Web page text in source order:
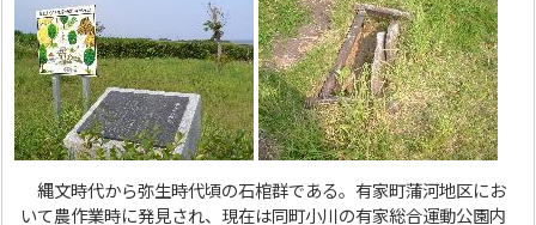
縄文時代から弥生時代頃の石棺群である。有家町蒲河地区にお
いて農作業時に発見され、現在は同町小川の有家総合運動公園内